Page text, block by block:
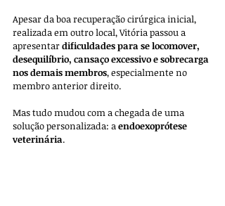
Apesar da boa recuperação cirúrgica inicial,
realizada em outro local, Vitória passou a
apresentar dificuldades para se locomover,
desequilíbrio, cansaço excessivo e sobrecarga
nos demais membros, especialmente no
membro anterior direito.
Mas tudo mudou com a chegada de uma
solução personalizada: a endoexoprótese
veterinária.